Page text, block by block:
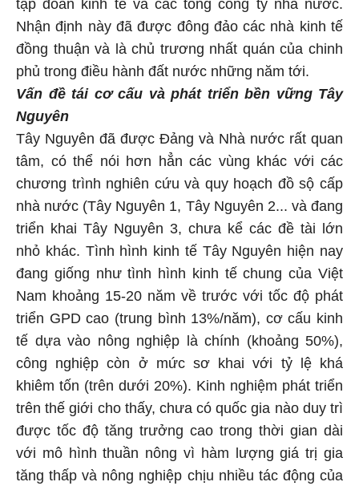
tập đoàn kinh tế và các tổng công ty nhà nước.
Nhận định này đã được đông đảo các nhà kinh tế
đồng thuận và là chủ trương nhất quán của chinh
phủ trong điều hành đất nước những năm tới.
Vấn đề tái cơ cấu và phát triển bền vững Tây
Nguyên
Tây Nguyên đã được Đảng và Nhà nước rất quan
tâm, có thể nói hơn hẳn các vùng khác với các
chương trình nghiên cứu và quy hoạch đồ sộ cấp
nhà nước (Tây Nguyên 1, Tây Nguyên 2... và đang
triển khai Tây Nguyên 3, chưa kể các đề tài lớn
nhỏ khác. Tình hình kinh tế Tây Nguyên hiện nay
đang giống như tình hình kinh tế chung của Việt
Nam khoảng 15-20 năm về trước với tốc độ phát
triển GPD cao (trung bình 13%/năm), cơ cấu kinh
tế dựa vào nông nghiệp là chính (khoảng 50%),
công nghiệp còn ở mức sơ khai với tỷ lệ khá
khiêm tốn (trên dưới 20%). Kinh nghiệm phát triển
trên thế giới cho thấy, chưa có quốc gia nào duy trì
được tốc độ tăng trưởng cao trong thời gian dài
với mô hình thuần nông vì hàm lượng giá trị gia
tăng thấp và nông nghiệp chịu nhiều tác động của